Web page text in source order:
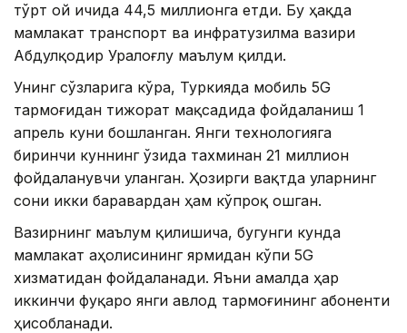
тўрт ой ичида 44,5 миллионга етди. Бу ҳақда
мамлакат транспорт ва инфратузилма вазири
Абдулқодир Уралоғлу маълум қилди.
Унинг сўзларига кўра, Туркияда мобиль 5G
тармоғидан тижорат мақсадида фойдаланиш 1
апрель куни бошланган. Янги технологияга
биринчи куннинг ўзида тахминан 21 миллион
фойдаланувчи уланган. Ҳозирги вақтда уларнинг
сони икки баравардан ҳам кўпроқ ошган.
Вазирнинг маълум қилишича, бугунги кунда
мамлакат аҳолисининг ярмидан кўпи 5G
хизматидан фойдаланади. Яъни амалда ҳар
иккинчи фуқаро янги авлод тармоғининг абоненти
ҳисобланади.